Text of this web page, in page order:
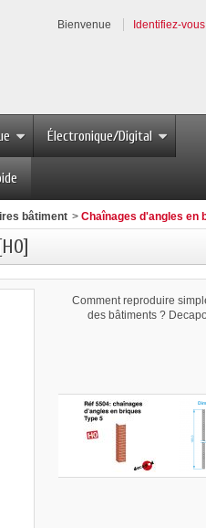
Bienvenue Identifiez-vous
Électronique/Digital
bâtiment > Chaînages d'angles en
Comment reproduire
des bâtiments ?